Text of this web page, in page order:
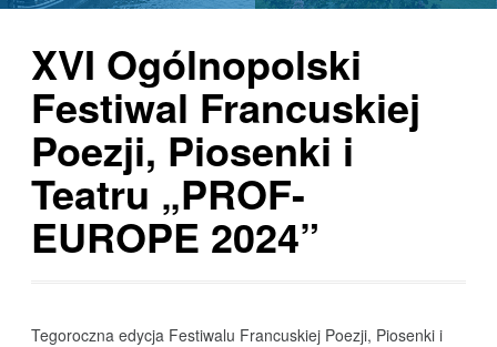
XVI Ogólnopolski
Festiwal Francuskiej
Poezji, Piosenki i
Teatru „PROF-
EUROPE 2024”
Tegoroczna edycja Festiwalu Francuskiej Poezji, Piosenki i